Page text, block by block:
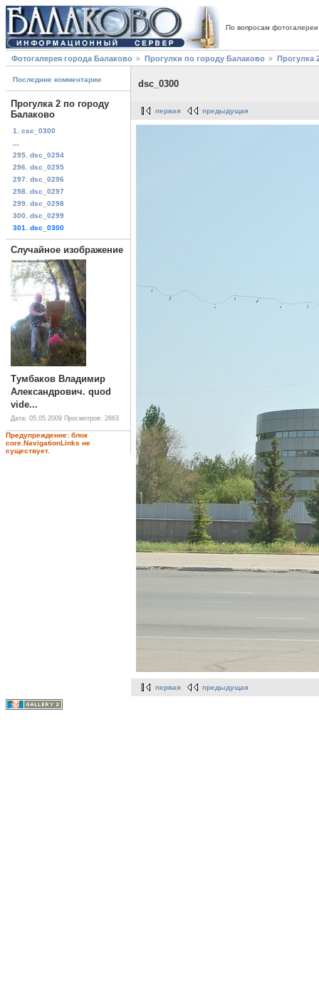
По вопросам
Фотогалерея города Балаково Прогулки по городу Балаково Прогулка
Последние комментарии
Прогулка 2 по городу
Балаково
1. csc_0300
295. dsc_0294
296. dsc_0295
297. dsc_0296
298. dsc_0297
299. dsc_0298
300. dsc_0299
301. dsc_0300
Случайное изображение
Тумбаков Владимир
Александрович. quod
vide...
Дата: 05.05.2009 Просмотров: 2663
Предупреждение: блок
core.NavigationLinks не
существует.
dsc_0300
первая предыдущая
первая предыдущая